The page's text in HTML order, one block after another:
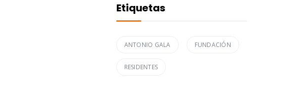
Etiquetas
ANTONIO GALA FUNDACIÓN
RESIDENTES